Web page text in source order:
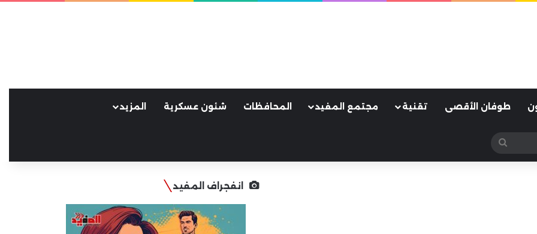
طوفان الأقصى تقنية مجتمع المفيد المحافظات شئون عسكرية المزيد
بحث
عن
انفجراف المفيد